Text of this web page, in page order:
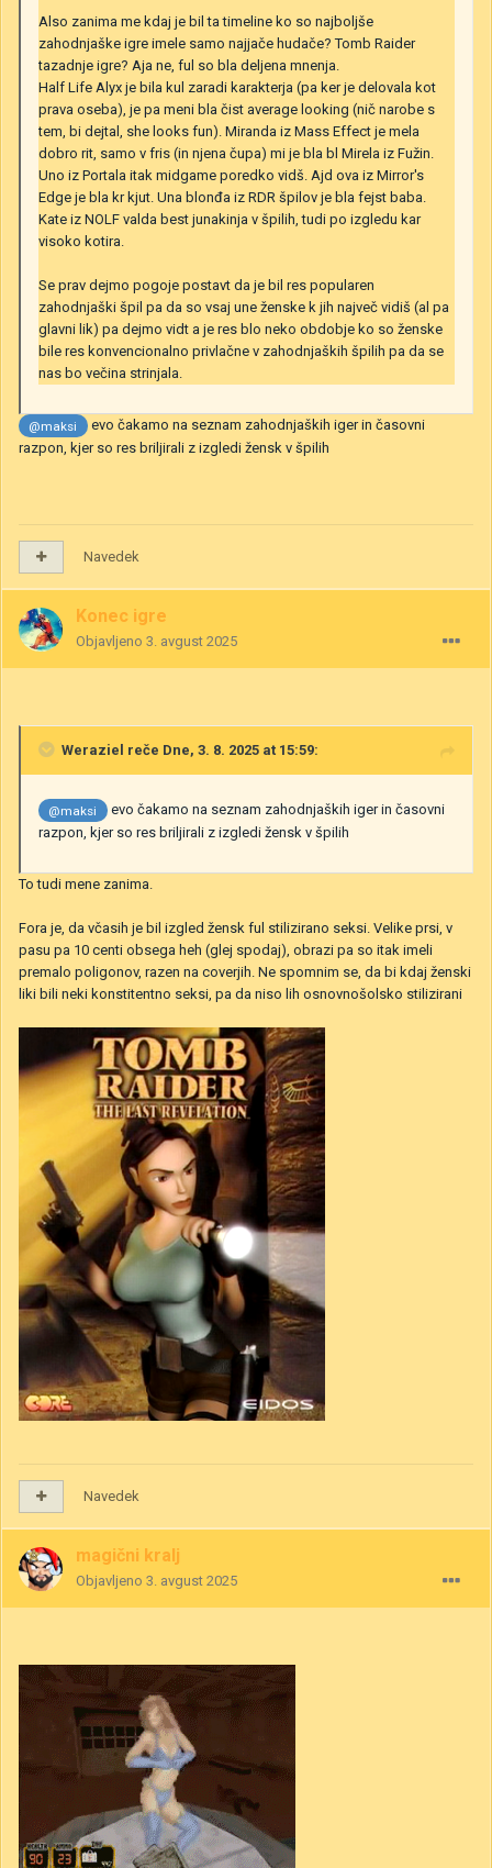
Also zanima me kdaj je bil ta timeline ko so najboljše
zahodnjaške igre imele samo najjače hudače? Tomb Raider
tazadnje igre? Aja ne, ful so bla deljena mnenja.
Half Life Alyx je bila kul zaradi karakterja (pa ker je delovala kot
prava oseba), je pa meni bla čist average looking (nič narobe s
tem, bi dejtal, she looks fun). Miranda iz Mass Effect je mela
dobro rit, samo v fris (in njena čupa) mi je bla bl Mirela iz Fužin.
Uno iz Portala itak midgame poredko vidš. Ajd ova iz Mirror's
Edge je bla kr kjut. Una blonđa iz RDR špilov je bla fejst baba.
Kate iz NOLF valda best junakinja v špilih, tudi po izgledu kar
visoko kotira.
Se prav dejmo pogoje postavt da je bil res popularen
zahodnjaški špil pa da so vsaj une ženske k jih največ vidiš (al pa
glavni lik) pa dejmo vidt a je res blo neko obdobje ko so ženske
bile res konvencionalno privlačne v zahodnjaških špilih pa da se
nas bo večina strinjala.
@maksi
evo čakamo na seznam zahodnjaških iger in časovni
razpon, kjer so res briljirali z izgledi žensk v špilih
Navedek
Konec igre
Objavljeno 3. avgust 2025
Weraziel reče Dne, 3. 8. 2025 at 15:59:
@maksi
evo čakamo na seznam zahodnjaških iger in časovni
razpon, kjer so res briljirali z izgledi žensk v špilih
To tudi mene zanima.
Fora je, da včasih je bil izgled žensk ful stilizirano seksi. Velike prsi, v
pasu pa 10 centi obsega heh (glej spodaj), obrazi pa so itak imeli
premalo poligonov, razen na coverjih. Ne spomnim se, da bi kdaj ženski
liki bili neki konstitentno seksi, pa da niso lih osnovnošolsko stilizirani
Navedek
magični kralj
Objavljeno 3. avgust 2025